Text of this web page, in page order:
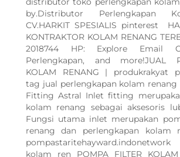
by.Distributor Perlengkapan
CV.HARKIT SPESIALIS pinterest
KONTRAKTOR KOLAM RENANG
2018744 HP: Explore Email
Perlengkapan, and more!JUAL
KOLAM RENANG | produkrakyat
tag jual perlengkapan kolam renang
Fitting Astral Inlet fitting
kolam renang sebagai aksesoris
Fungsi utama inlet merupakan
renang dan perlengkapan kolam
kolam ren POMPA FILTER